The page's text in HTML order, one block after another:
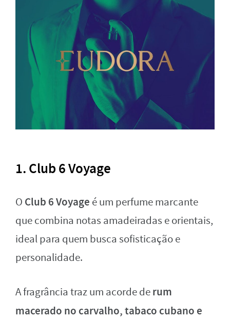
1. Club 6 Voyage
O Club 6 Voyage é um perfume marcante
que combina notas amadeiradas e orientais,
ideal para quem busca sofisticação e
personalidade.
A fragrância traz um acorde derum
macerado no carvalho, tabaco cubano e